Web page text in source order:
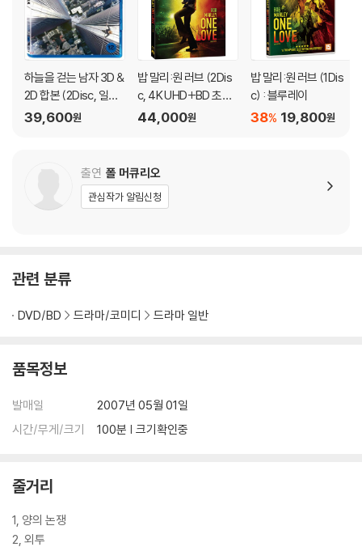
부담 후 처리 가능합니다.
3) 스틸북 한정판, 초회 한정판의 경우 제작 수량이 한정되어 있고, 택배
이동 과정에서의 손상이 발생하면, 재 판매가 어려우므로 신중한 구매 선
택을 부탁드립니다.
4) 한정판 상품의 변심, 오구매로 인한 반품은 회송된 상품의 상태 확인 후
탁드립니다.
하늘을 걷는 남자 3D &
2D 합본 (2Disc, 일반
판) : 블루레이
39,600원
밥 말리:원 러브 (2Dis
c, 4K UHD+BD 초도
한정 슬립케이스 한정
44,000원
밥 말리:원 러브 (1Dis
c) : 블루레이
19,800원
38%
출연 폴 머큐리오
관심작가 알림신청
관련 분류
DVD/BD 드라마/코미디 드라마 일반
품목정보
발매일
2007년 05월 01일
시간/무게/크기
100분 | 크기확인중
줄거리
1, 양의 논쟁
2, 외투